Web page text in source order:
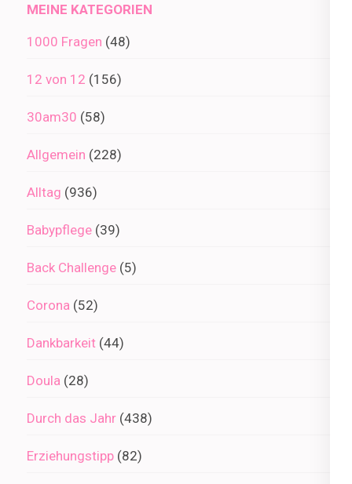
MEINE KATEGORIEN
1000 Fragen (48)
12 von 12 (156)
30am30 (58)
Allgemein (228)
Alltag (936)
Babypflege (39)
Back Challenge (5)
Corona (52)
Dankbarkeit (44)
Doula (28)
Durch das Jahr (438)
Erziehungstipp (82)